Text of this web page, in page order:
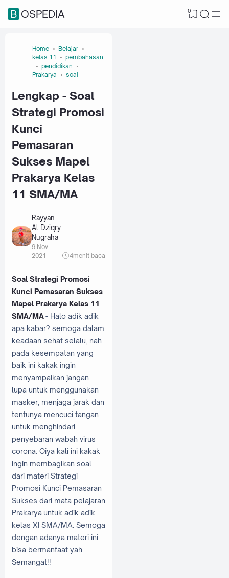
BOSPEDIA 0
Home
Belajar
kelas 11
pembahasan
pendidikan
Prakarya
soal
Lengkap - Soal
Strategi Promosi
Kunci
Pemasaran
Sukses Mapel
Prakarya Kelas
11 SMA/MA
Rayyan
Al Dziqry
Nugraha
9 Nov
2021
4menit baca
Soal Strategi Promosi
Kunci Pemasaran Sukses
Mapel Prakarya Kelas 11
SMA/MA- Halo adik adik
apa kabar? semoga dalam
keadaan sehat selalu, nah
pada kesempatan yang
baik ini kakak ingin
menyampaikan jangan
lupa untuk menggunakan
masker, menjaga jarak dan
tentunya mencuci tangan
untuk menghindari
penyebaran wabah virus
corona. Oiya kali ini kakak
ingin membagikan soal
dari materi Strategi
Promosi Kunci Pemasaran
Sukses dari mata pelajaran
Prakarya untuk adik adik
kelas XI SMA/MA. Semoga
dengan adanya materi ini
bisa bermanfaat yah.
Semangat!!